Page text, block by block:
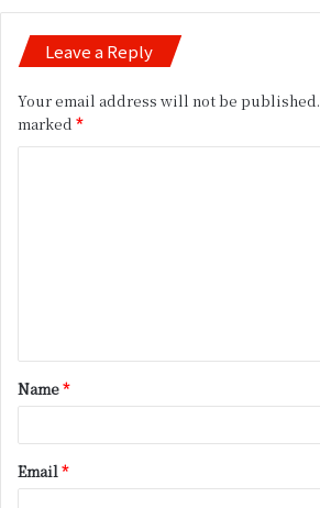
Leave a Reply
Your email address will not be published.
marked *
t
*
Name*
Email*